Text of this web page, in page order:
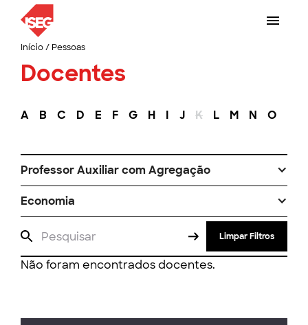
Início/ Pessoas
Docentes
A B C D E F G H I J K L M N O
Professor Auxiliar com Agregação
Economia
Limpar Filtros
Não foram encontrados docentes.